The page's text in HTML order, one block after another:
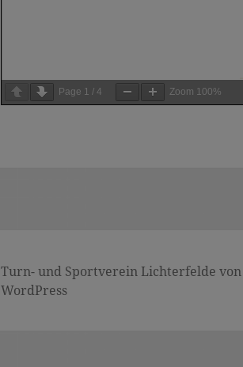
Page 1 /4 Zoom 100%
Turn- und Sportverein Lichterfelde
WordPress